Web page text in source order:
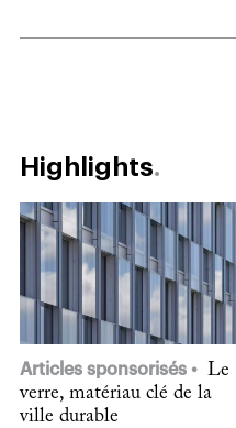
Highlights
Articles sponsorisés
Le
verre, matériau clé de la
ville durable